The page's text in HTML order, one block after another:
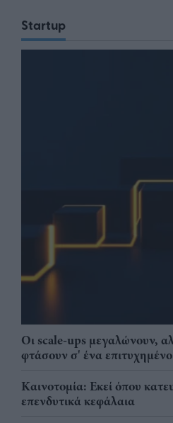
Startup
Οι scale-ups μεγαλώνουν,
φτάσουν σ' ένα
Καινοτομία: Εκεί όπου
επενδυτικά κεφάλαια